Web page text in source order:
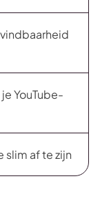
YouTube-
slim af te zijn